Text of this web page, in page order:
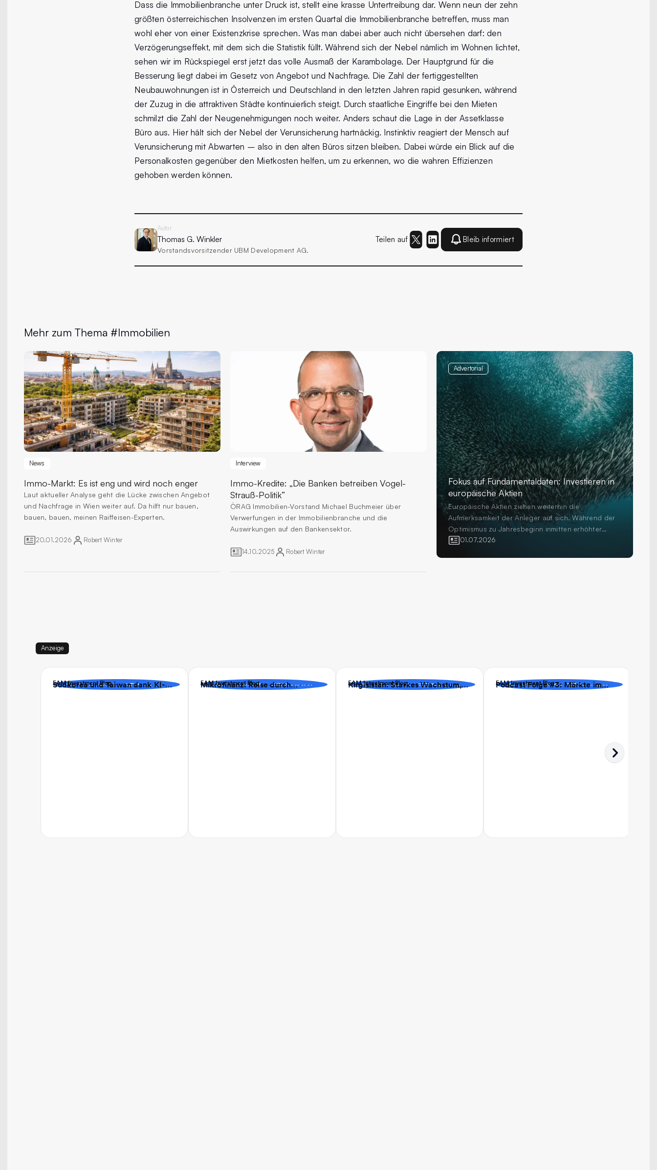
Dass die Immobilienbranche unter Druck ist, stellt eine krasse Untertreibung dar. Wenn neun der zehn
größten österreichischen Insolvenzen im ersten Quartal die Immobilienbranche betreffen, muss man
wohl eher von einer Existenzkrise sprechen. Was man dabei aber auch nicht übersehen darf: den
Verzögerungseffekt, mit dem sich die Statistik füllt. Während sich der Nebel nämlich im Wohnen lichtet,
sehen wir im Rückspiegel erst jetzt das volle Ausmaß der Karambolage. Der Hauptgrund für die
Besserung liegt dabei im Gesetz von Angebot und Nachfrage. Die Zahl der fertiggestellten
Neubauwohnungen ist in Österreich und Deutschland in den letzten Jahren rapid gesunken, während
der Zuzug in die attraktiven Städte kontinuierlich steigt. Durch staatliche Eingriffe bei den Mieten
schmilzt die Zahl der Neugenehmigungen noch weiter. Anders schaut die Lage in der Assetklasse
Büro aus. Hier hält sich der Nebel der Verunsicherung hartnäckig. Instinktiv reagiert der Mensch auf
Verunsicherung mit Abwarten – also in den alten Büros sitzen bleiben. Dabei würde ein Blick auf die
Personalkosten gegenüber den Mietkosten helfen, um zu erkennen, wo die wahren Effizienzen
gehoben werden können.
Autor
Thomas G. Winkler
Vorstandsvorsitzender UBM Development AG.
Teilen auf Bleib informiert
Mehr zum Thema #Immobilien
News
Immo-Markt: Es ist eng und wird noch enger
Laut aktueller Analyse geht die Lücke zwischen Angebot
und Nachfrage in Wien weiter auf. Da hilft nur bauen,
bauen, bauen, meinen Raiffeisen-Experten.
20.01.2026 Robert Winter
Interview
Immo-Kredite: „Die Banken betreiben Vogel-
Strauß-Politik“
ÖRAG Immobilien-Vorstand Michael Buchmeier über
Verwerfungen in der Immobilienbranche und die
Auswirkungen auf den Bankensektor.
14.10.2025 Robert Winter
Advertorial
Fokus auf Fundamentaldaten: Investieren in
europäische Aktien
Europäische Aktien ziehen weiterhin die
Aufmerksamkeit der Anleger auf sich. Während der
Optimismus zu Jahresbeginn inmitten erhöhter
Volatilität und geopolitischer Unsicherheit einer
01.07.2026
Anzeige